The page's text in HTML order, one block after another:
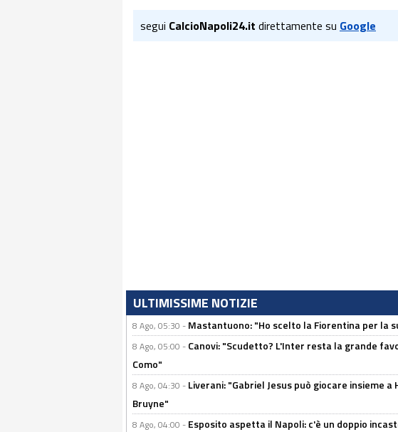
segui CalcioNapoli24.it direttamente su Google
ULTIMISSIME NOTIZIE
8 Ago, 05:30 - Mastantuono: "Ho scelto la Fiorentina per la
8 Ago, 05:00 - Canovi: "Scudetto? L'Inter resta la grande
Como"
8 Ago, 04:30 - Liverani: "Gabriel Jesus può giocare insieme
Bruyne"
8 Ago, 04:00 - Esposito aspetta il Napoli: c'è un doppio